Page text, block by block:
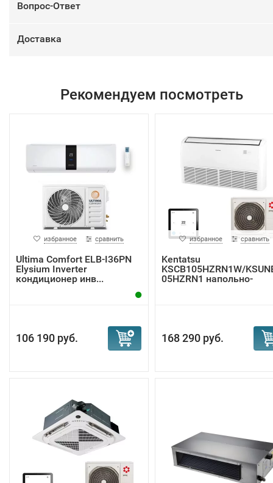
Вопрос-Ответ
Доставка
Рекомендуем посмотреть
избранное сравнить
Ultima Comfort ELB-I36PN
Elysium Inverter
кондиционер инв...
106 190 руб.
избранное сравнить
Kentatsu
KSCB105HZRN1W/
05HZRN1 напольно-
168 290 руб.